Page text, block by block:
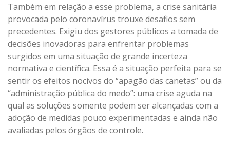
Também em relação a esse problema, a crise sanitária
provocada pelo coronavírus trouxe desafios sem
precedentes. Exigiu dos gestores públicos a tomada de
decisões inovadoras para enfrentar problemas
surgidos em uma situação de grande incerteza
normativa e científica. Essa é a situação perfeita para se
sentir os efeitos nocivos do “apagão das canetas” ou da
“administração pública do medo”: uma crise aguda na
qual as soluções somente podem ser alcançadas com a
adoção de medidas pouco experimentadas e ainda não
avaliadas pelos órgãos de controle.